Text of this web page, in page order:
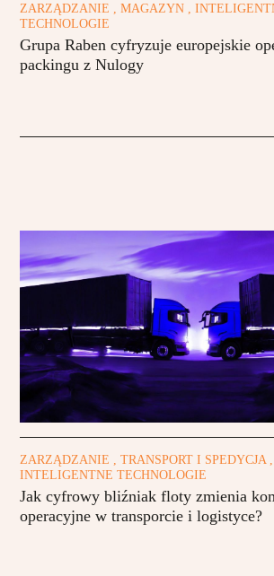
ZARZĄDZANIE , MAGAZYN ,
TECHNOLOGIE
Grupa Raben cyfryzuje europejskie
packingu z Nulogy
ZARZĄDZANIE , TRANSPORT I SPEDYCJA ,
INTELIGENTNE TECHNOLOGIE
Jak cyfrowy bliźniak floty zmienia
operacyjne w transporcie i logistyce?